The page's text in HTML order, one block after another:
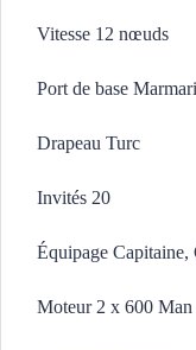
Vitesse 12 nœuds
Port de base
Drapeau Turc
Invités 20
Équipage
Moteur 2 x 600 Man